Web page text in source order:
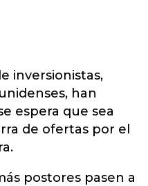
inversionistas,
han
espera que sea
de ofertas por el
postores pasen a